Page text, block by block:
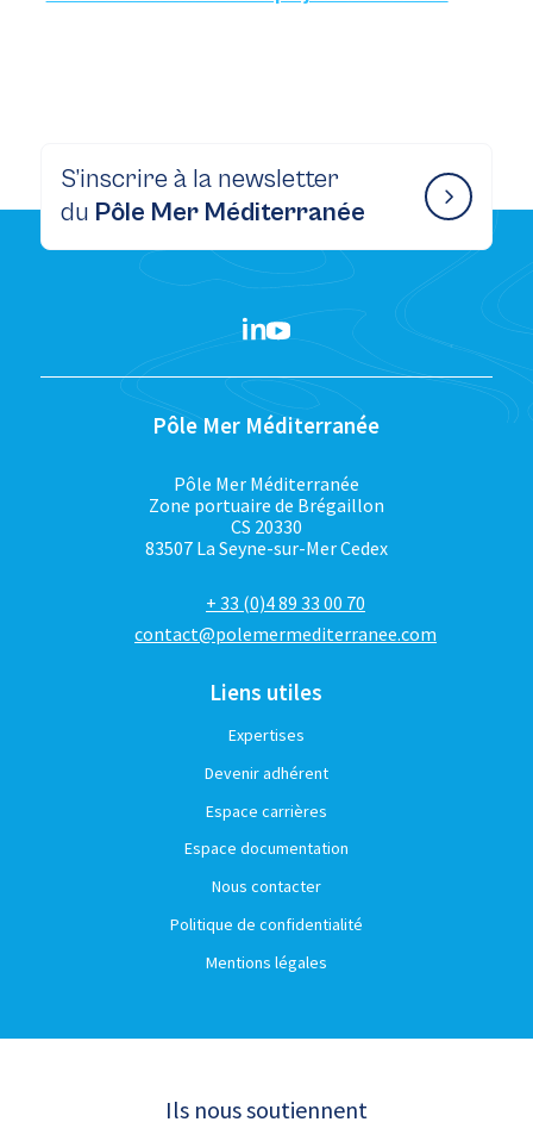
S’inscrire à la newsletter
du Pôle Mer Méditerranée
Pôle Mer Méditerranée
Pôle Mer Méditerranée
Zone portuaire de Brégaillon
CS 20330
83507 La Seyne-sur-Mer Cedex
+ 33 (0)4 89 33 00 70
contact@polemermediterranee.com
Liens utiles
Expertises
Devenir adhérent
Espace carrières
Espace documentation
Nous contacter
Politique de confidentialité
Mentions légales
Ils nous soutiennent